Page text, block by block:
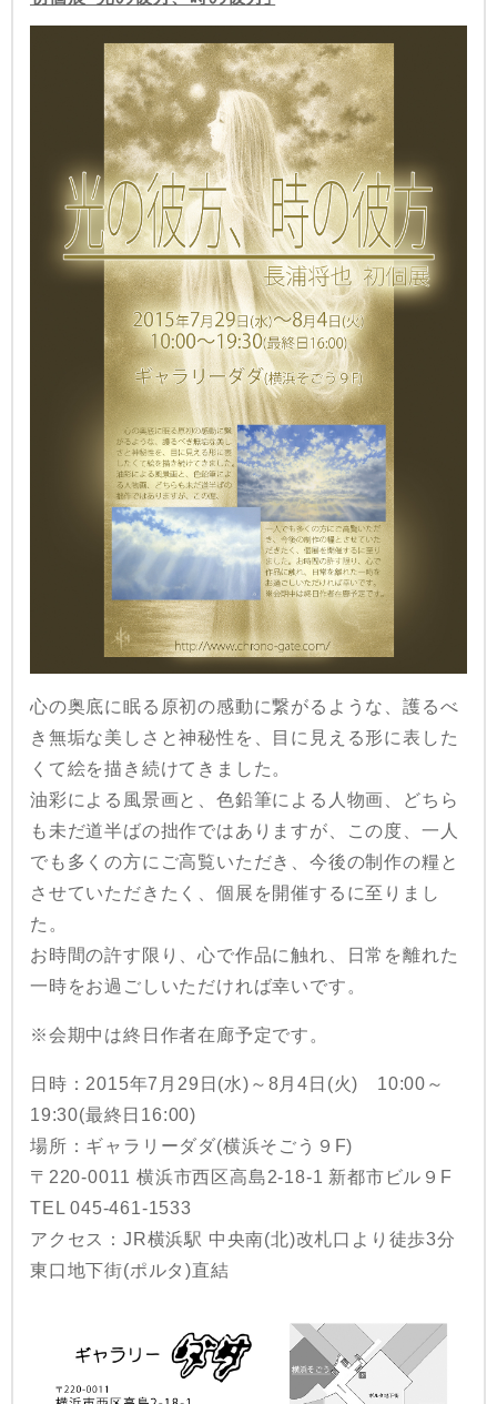
心の奥底に眠る原初の感動に繋がるような、護るべ
き無垢な美しさと神秘性を、目に見える形に表した
くて絵を描き続けてきました。
油彩による風景画と、色鉛筆による人物画、どちら
も未だ道半ばの拙作ではありますが、この度、一人
でも多くの方にご高覧いただき、今後の制作の糧と
させていただきたく、個展を開催するに至りまし
た。
お時間の許す限り、心で作品に触れ、日常を離れた
一時をお過ごしいただければ幸いです。
※会期中は終日作者在廊予定です。
日時：2015年7月29日(水)～8月4日(火) 10:00～
19:30(最終日16:00)
場所：ギャラリーダダ(横浜そごう９F)
〒220-0011 横浜市西区高島2-18-1 新都市ビル９F
TEL 045-461-1533
アクセス：JR横浜駅 中央南(北)改札口より徒歩3分
東口地下街(ポルタ)直結